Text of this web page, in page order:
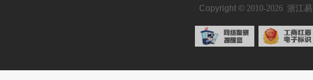
Copyright © 2010-2026 浙江